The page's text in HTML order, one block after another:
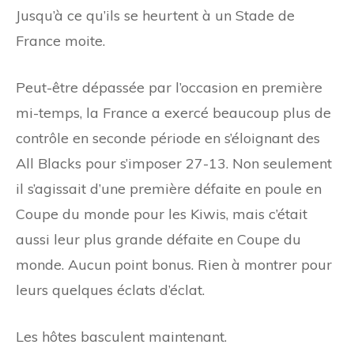
Jusqu’à ce qu’ils se heurtent à un Stade de
France moite.
Peut-être dépassée par l’occasion en première
mi-temps, la France a exercé beaucoup plus de
contrôle en seconde période en s’éloignant des
All Blacks pour s’imposer 27-13. Non seulement
il s’agissait d’une première défaite en poule en
Coupe du monde pour les Kiwis, mais c’était
aussi leur plus grande défaite en Coupe du
monde. Aucun point bonus. Rien à montrer pour
leurs quelques éclats d’éclat.
Les hôtes basculent maintenant.